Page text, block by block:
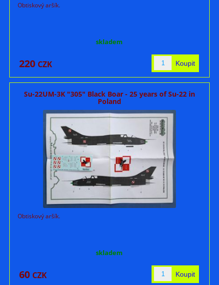
Obtiskový aršík.
skladem
220 CZK
Su-22UM-3K "305" Black Boar - 25 years of Su-22 in
Poland
Obtiskový aršík.
skladem
60 CZK